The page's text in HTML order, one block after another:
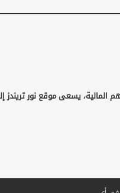
يسعى موقع نور تريندز